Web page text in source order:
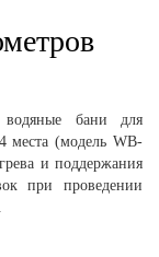
бани для
места (модель WB-
и поддержания
при проведении